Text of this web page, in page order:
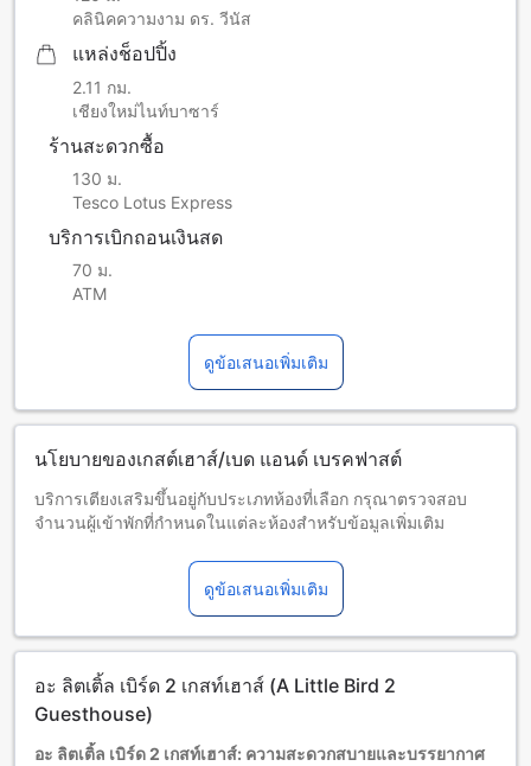
คลินิคความงาม ดร. วีนัส
แหล่งช็อปปิ้ง
2.11 กม.
เชียงใหม่ไนท์บาซาร์
ร้านสะดวกซื้อ
130 ม.
Tesco Lotus Express
บริการเบิกถอนเงินสด
70 ม.
ATM
ดูข้อเสนอเพิ่มเติม
นโยบายของเกสต์เฮาส์/เบด แอนด์ เบรคฟาสต์
บริการเตียงเสริมขึ้นอยู่กับประเภทห้องที่เลือก กรุณาตรวจสอบ
จำนวนผู้เข้าพักที่กำหนดในแต่ละห้องสำหรับข้อมูลเพิ่มเติม
นโยบายที่แตกต่างหรือเงื่อนไขเพิ่มเติม
อายุขั้นต่ำของผู้เข้าพัก คือ 16 ปีดูข้อเสนอเพิ่มเติม
อะ ลิตเติ้ล เบิร์ด 2 เกสท์เฮาส์ (A Little Bird 2
Guesthouse)
อะ ลิตเติ้ล เบิร์ด 2 เกสท์เฮาส์: ความสะดวกสบายและบรรยากาศ